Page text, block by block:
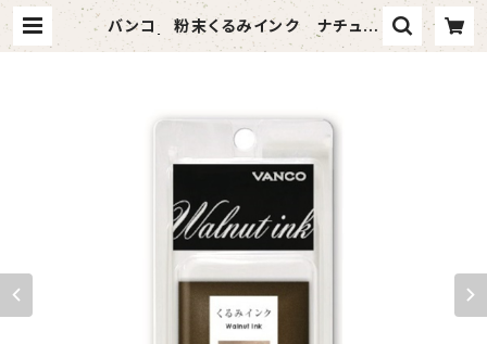
バンコ 粉末くるみインク ナチュラ
ル | vandaful （バンダフル）